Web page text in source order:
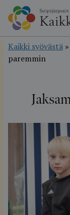
Hyppää
sisältöön
Kaikki syövästä »
paremmin